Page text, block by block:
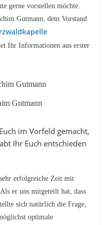
gerne vorstellen möchte.
Gutmann, dem Vorstand
Ihr Informationen aus erster
Gutmann
im Vorfeld gemacht,
Ihr Euch entschieden
erfolgreiche Zeit mit
er uns mitgeteilt hat, dass
sich natürlich die Frage,
optimale